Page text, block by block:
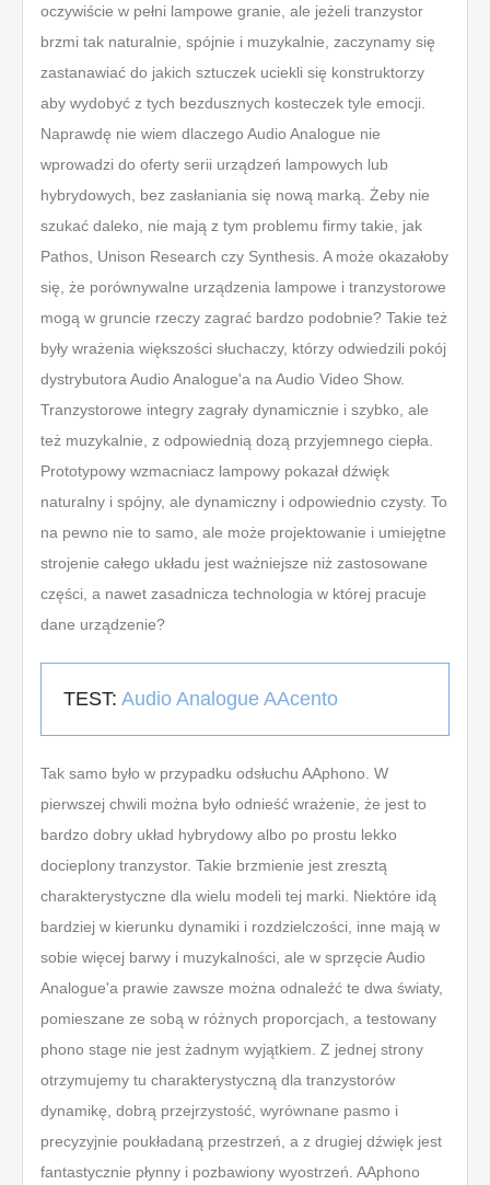
oczywiście w pełni lampowe granie, ale jeżeli tranzystor
brzmi tak naturalnie, spójnie i muzykalnie, zaczynamy się
zastanawiać do jakich sztuczek uciekli się konstruktorzy
aby wydobyć z tych bezdusznych kosteczek tyle emocji.
Naprawdę nie wiem dlaczego Audio Analogue nie
wprowadzi do oferty serii urządzeń lampowych lub
hybrydowych, bez zasłaniania się nową marką. Żeby nie
szukać daleko, nie mają z tym problemu firmy takie, jak
Pathos, Unison Research czy Synthesis. A może okazałoby
się, że porównywalne urządzenia lampowe i tranzystorowe
mogą w gruncie rzeczy zagrać bardzo podobnie? Takie też
były wrażenia większości słuchaczy, którzy odwiedzili pokój
dystrybutora Audio Analogue'a na Audio Video Show.
Tranzystorowe integry zagrały dynamicznie i szybko, ale
też muzykalnie, z odpowiednią dozą przyjemnego ciepła.
Prototypowy wzmacniacz lampowy pokazał dźwięk
naturalny i spójny, ale dynamiczny i odpowiednio czysty. To
na pewno nie to samo, ale może projektowanie i umiejętne
strojenie całego układu jest ważniejsze niż zastosowane
części, a nawet zasadnicza technologia w której pracuje
dane urządzenie?
TEST: Audio Analogue AAcento
Tak samo było w przypadku odsłuchu AAphono. W
pierwszej chwili można było odnieść wrażenie, że jest to
bardzo dobry układ hybrydowy albo po prostu lekko
docieplony tranzystor. Takie brzmienie jest zresztą
charakterystyczne dla wielu modeli tej marki. Niektóre idą
bardziej w kierunku dynamiki i rozdzielczości, inne mają w
sobie więcej barwy i muzykalności, ale w sprzęcie Audio
Analogue'a prawie zawsze można odnaleźć te dwa światy,
pomieszane ze sobą w różnych proporcjach, a testowany
phono stage nie jest żadnym wyjątkiem. Z jednej strony
otrzymujemy tu charakterystyczną dla tranzystorów
dynamikę, dobrą przejrzystość, wyrównane pasmo i
precyzyjnie poukładaną przestrzeń, a z drugiej dźwięk jest
fantastycznie płynny i pozbawiony wyostrzeń. AAphono